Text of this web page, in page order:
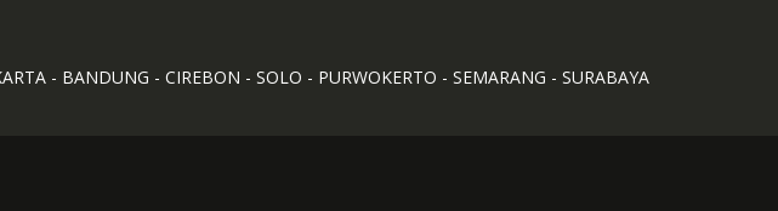
- BANDUNG - CIREBON - SOLO - PURWOKERTO - SEMARANG - SURABAYA